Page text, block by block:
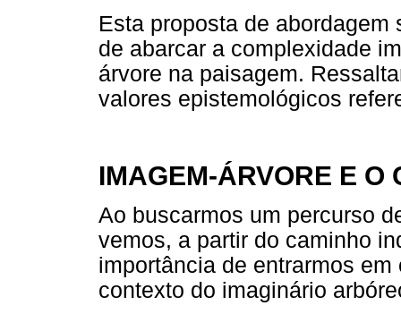
Esta proposta de
de abarcar a complexidade
árvore na paisagem.
valores epistemológicos
IMAGEM-ÁRVORE E O
Ao buscarmos um percurso
vemos, a partir do caminho
importância de entrarmos
contexto do imaginário